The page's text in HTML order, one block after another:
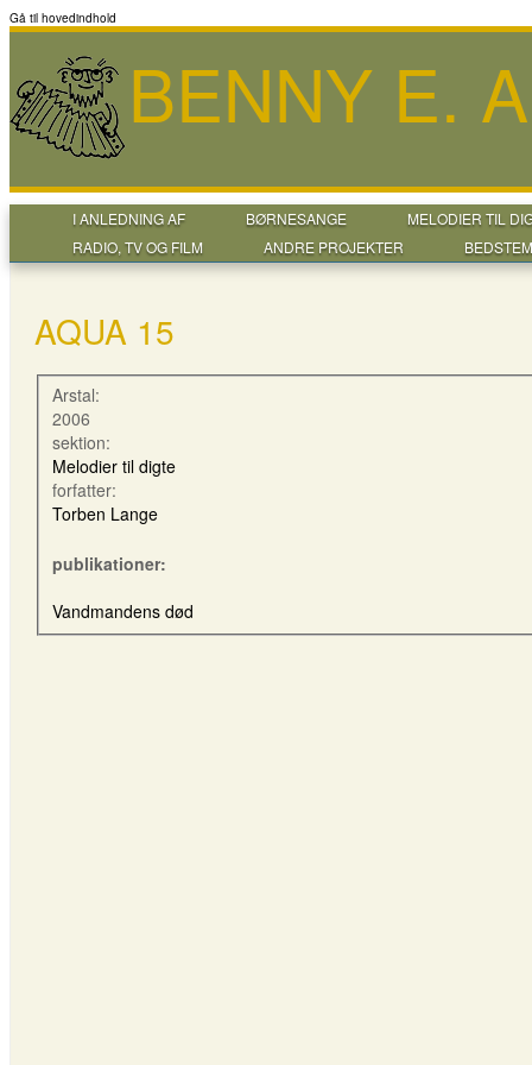
Gå til hovedindhold
BENNY E.
I ANLEDNING AF BØRNESANGE
MELODIER TIL
RADIO, TV OG FILM
ANDRE PROJEKTER
AQUA 15
Arstal:
2006
sektion:
Melodier til digte
forfatter:
Torben Lange
publikationer:
Vandmandens død